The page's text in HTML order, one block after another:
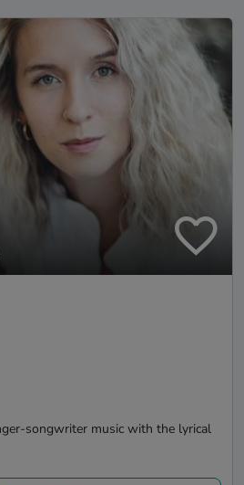
songwriter music with the lyrical